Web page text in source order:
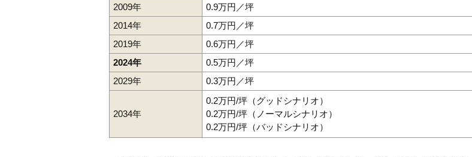
2009年
0.9万円／坪
2014年
0.7万円／坪
2019年
0.6万円／坪
2024年
0.5万円／坪
2029年
0.3万円／坪
2034年
0.2万円/坪（グッドシナリオ）
0.2万円/坪（ノーマルシナリオ）
0.2万円/坪（バッドシナリオ）